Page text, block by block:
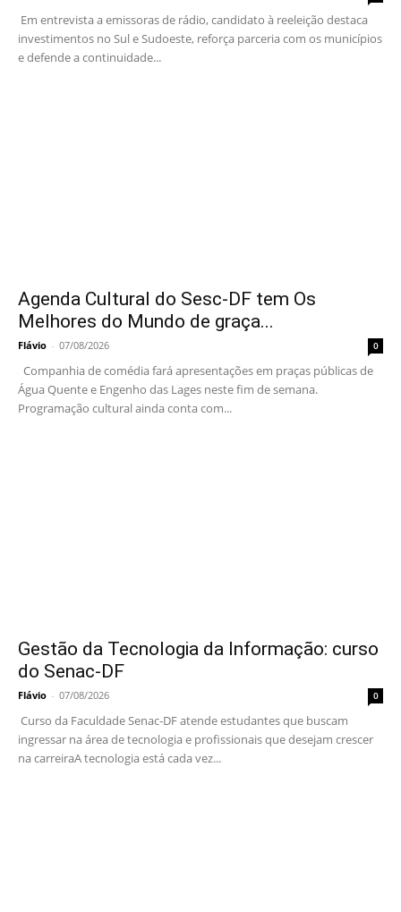
Em entrevista a emissoras de rádio, candidato à reeleição destaca
investimentos no Sul e Sudoeste, reforça parceria com os municípios
e defende a continuidade...
Agenda Cultural do Sesc-DF tem Os
Melhores do Mundo de graça...
Flávio - 07/08/2026 0
Companhia de comédia fará apresentações em praças públicas de
Água Quente e Engenho das Lages neste fim de semana.
Programação cultural ainda conta com...
Gestão da Tecnologia da Informação: curso
do Senac-DF
Flávio - 07/08/2026 0
Curso da Faculdade Senac-DF atende estudantes que buscam
ingressar na área de tecnologia e profissionais que desejam crescer
na carreiraA tecnologia está cada vez...